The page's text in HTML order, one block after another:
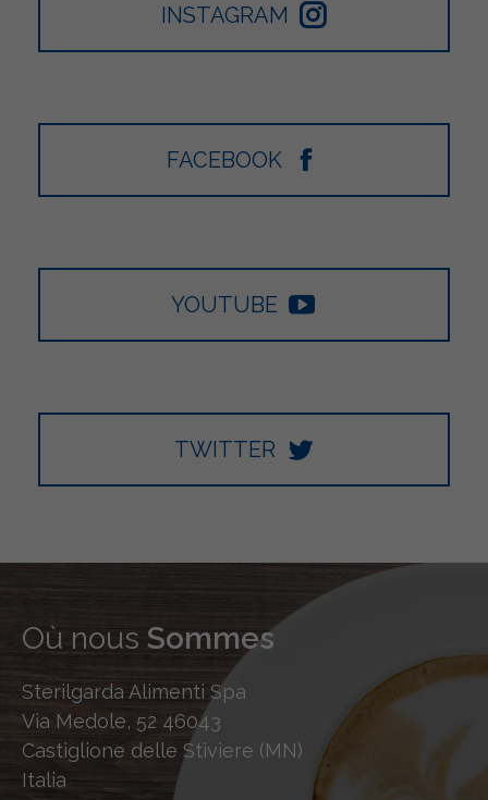
INSTAGRAM
FACEBOOK
YOUTUBE
TWITTER
Où nous Sommes
Sterilgarda Alimenti Spa
Via Medole, 52 46043
Castiglione delle Stiviere (MN)
Italia